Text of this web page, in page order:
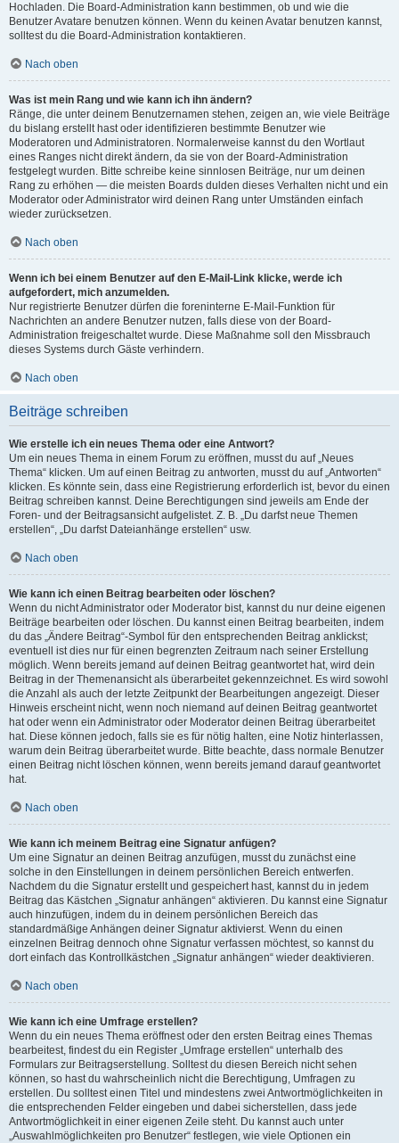
Hochladen. Die Board-Administration kann bestimmen, ob und wie die
Benutzer Avatare benutzen können. Wenn du keinen Avatar benutzen kannst,
solltest du die Board-Administration kontaktieren.
Nach oben
Was ist mein Rang und wie kann ich ihn ändern?
Ränge, die unter deinem Benutzernamen stehen, zeigen an, wie viele Beiträge
du bislang erstellt hast oder identifizieren bestimmte Benutzer wie
Moderatoren und Administratoren. Normalerweise kannst du den Wortlaut
eines Ranges nicht direkt ändern, da sie von der Board-Administration
festgelegt wurden. Bitte schreibe keine sinnlosen Beiträge, nur um deinen
Rang zu erhöhen — die meisten Boards dulden dieses Verhalten nicht und ein
Moderator oder Administrator wird deinen Rang unter Umständen einfach
wieder zurücksetzen.
Nach oben
Wenn ich bei einem Benutzer auf den E-Mail-Link klicke, werde ich
aufgefordert, mich anzumelden.
Nur registrierte Benutzer dürfen die foreninterne E-Mail-Funktion für
Nachrichten an andere Benutzer nutzen, falls diese von der Board-
Administration freigeschaltet wurde. Diese Maßnahme soll den Missbrauch
dieses Systems durch Gäste verhindern.
Nach oben
Beiträge schreiben
Wie erstelle ich ein neues Thema oder eine Antwort?
Um ein neues Thema in einem Forum zu eröffnen, musst du auf „Neues
Thema“ klicken. Um auf einen Beitrag zu antworten, musst du auf „Antworten“
klicken. Es könnte sein, dass eine Registrierung erforderlich ist, bevor du einen
Beitrag schreiben kannst. Deine Berechtigungen sind jeweils am Ende der
Foren- und der Beitragsansicht aufgelistet. Z. B. „Du darfst neue Themen
erstellen“, „Du darfst Dateianhänge erstellen“ usw.
Nach oben
Wie kann ich einen Beitrag bearbeiten oder löschen?
Wenn du nicht Administrator oder Moderator bist, kannst du nur deine eigenen
Beiträge bearbeiten oder löschen. Du kannst einen Beitrag bearbeiten, indem
du das „Ändere Beitrag“-Symbol für den entsprechenden Beitrag anklickst;
eventuell ist dies nur für einen begrenzten Zeitraum nach seiner Erstellung
möglich. Wenn bereits jemand auf deinen Beitrag geantwortet hat, wird dein
Beitrag in der Themenansicht als überarbeitet gekennzeichnet. Es wird sowohl
die Anzahl als auch der letzte Zeitpunkt der Bearbeitungen angezeigt. Dieser
Hinweis erscheint nicht, wenn noch niemand auf deinen Beitrag geantwortet
hat oder wenn ein Administrator oder Moderator deinen Beitrag überarbeitet
hat. Diese können jedoch, falls sie es für nötig halten, eine Notiz hinterlassen,
warum dein Beitrag überarbeitet wurde. Bitte beachte, dass normale Benutzer
einen Beitrag nicht löschen können, wenn bereits jemand darauf geantwortet
hat.
Nach oben
Wie kann ich meinem Beitrag eine Signatur anfügen?
Um eine Signatur an deinen Beitrag anzufügen, musst du zunächst eine
solche in den Einstellungen in deinem persönlichen Bereich entwerfen.
Nachdem du die Signatur erstellt und gespeichert hast, kannst du in jedem
Beitrag das Kästchen „Signatur anhängen“ aktivieren. Du kannst eine Signatur
auch hinzufügen, indem du in deinem persönlichen Bereich das
standardmäßige Anhängen deiner Signatur aktivierst. Wenn du einen
einzelnen Beitrag dennoch ohne Signatur verfassen möchtest, so kannst du
dort einfach das Kontrollkästchen „Signatur anhängen“ wieder deaktivieren.
Nach oben
Wie kann ich eine Umfrage erstellen?
Wenn du ein neues Thema eröffnest oder den ersten Beitrag eines Themas
bearbeitest, findest du ein Register „Umfrage erstellen“ unterhalb des
Formulars zur Beitragserstellung. Solltest du diesen Bereich nicht sehen
können, so hast du wahrscheinlich nicht die Berechtigung, Umfragen zu
erstellen. Du solltest einen Titel und mindestens zwei Antwortmöglichkeiten in
die entsprechenden Felder eingeben und dabei sicherstellen, dass jede
Antwortmöglichkeit in einer eigenen Zeile steht. Du kannst auch unter
„Auswahlmöglichkeiten pro Benutzer“ festlegen, wie viele Optionen ein